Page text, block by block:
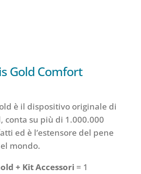
Gold Comfort
è il dispositivo originale di
conta su più di 1.000.000
ed è l’estensore del pene
mondo.
+ Kit Accessori = 1